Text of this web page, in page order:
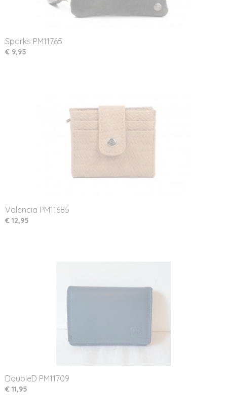
Sparks PM11765
€ 9,95
Valencia PM11685
€ 12,95
DoubleD PM11709
€ 11,95